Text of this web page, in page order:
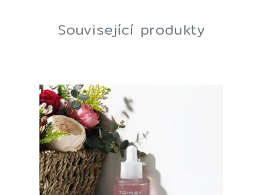
Související produkty